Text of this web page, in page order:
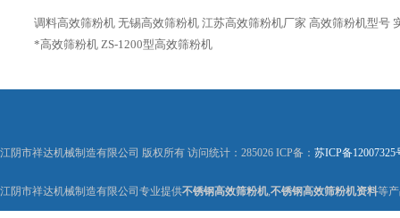
调料高效筛粉机 无锡高效筛粉机 江苏高效筛粉机厂家 高效筛粉机型号
*高效筛粉机 ZS-1200型高效筛粉机
江阴市祥达机械制造有限公司 版权所有 访问统计：285026 ICP备： 苏ICP备12007325
江阴市祥达机械制造有限公司专业提供不锈钢高效筛粉机,不锈钢高效筛粉机资料等